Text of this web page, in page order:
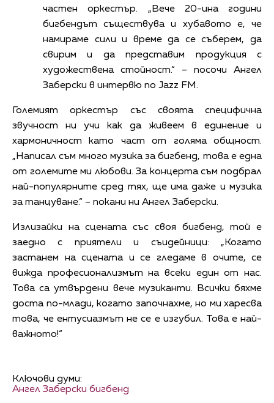
частен оркестър. „Вече 20-ина години
бигбендът съществува и хубавото е, че
намираме сили и време да се съберем, да
свирим и да представим продукция с
художествена стойност.“ – посочи Ангел
Заберски в интервю по Jazz FM.
Големият оркестър със своята специфична
звучност ни учи как да живеем в единение и
хармоничност като част от голяма общност.
„Написал съм много музика за бигбенд, това е една
от големите ми любови. За концерта съм подбрал
най-популярните сред тях, ще има даже и музика
за танцуване.“ – покани ни Ангел Заберски.
Излизайки на сцената със своя бигбенд, той е
заедно с приятели и съидейници: „Когато
застанем на сцената и се гледаме в очите, се
вижда професионализмът на всеки един от нас.
Това са утвърдени вече музиканти. Всички бяхме
доста по-млади, когато започнахме, но ми харесва
това, че ентусиазмът не се е изгубил. Това е най-
важното!“
Ключови думи:
Ангел Заберски бигбенд